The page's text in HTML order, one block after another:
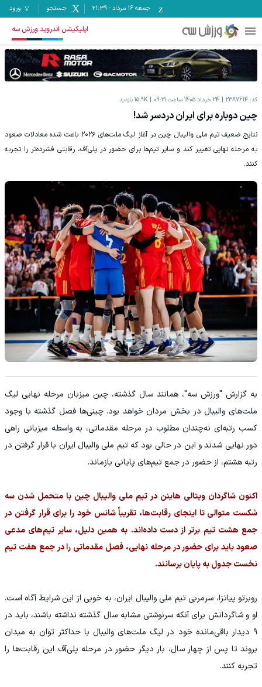
جمعه ۱۶ مرداد -
21:39 جستجو ورود
اپلیکیشن اندروید ورزش سه
کد: 2387614 24 خرداد 1405 ساعت 09:21 15.9K بازدید
چین دوباره برای ایران دردسر شد!
نتایج ضعیف تیم ملی والیبال چین در آغاز لیگ ملت‌های ۲۰۲۶ باعث شده معادلات صعود
به مرحله نهایی تغییر کند و سایر تیم‌ها برای حضور در پلی‌آف، رقابتی فشرده‌تر را تجربه
کنند.
به گزارش "ورزش سه"، همانند سال گذشته، چین میزبان مرحله نهایی لیگ
ملت‌های والیبال در بخش مردان خواهد بود. چینی‌ها فصل گذشته با وجود
کسب رتبه‌ای نه‌چندان مطلوب در مرحله مقدماتی، به واسطه میزبانی راهی
دور نهایی شدند و این در حالی بود که تیم ملی والیبال ایران با قرار گرفتن در
رتبه هشتم، از حضور در جمع تیم‌های پایانی بازماند.
اکنون شاگردان ویتالی هاینن در تیم ملی والیبال چین با متحمل شدن سه
شکست متوالی تا اینجای رقابت‌ها، تقریباً شانس خود را برای قرار گرفتن در
جمع هشت تیم برتر از دست داده‌اند. به همین دلیل، سایر تیم‌های مدعی
صعود باید برای حضور در مرحله نهایی، فصل مقدماتی را در جمع هفت تیم
نخست جدول به پایان برسانند.
روبرتو پیاتزا، سرمربی تیم ملی والیبال ایران، به خوبی از این شرایط آگاه است.
او و شاگردانش برای آنکه سرنوشتی مشابه سال گذشته نداشته باشند، باید در
۹ دیدار باقی‌مانده خود در لیگ ملت‌های والیبال با حداکثر توان به میدان
بروند تا پس از چهار سال، بار دیگر حضور در مرحله پلی‌آف این رقابت‌ها را
تجربه کنند.